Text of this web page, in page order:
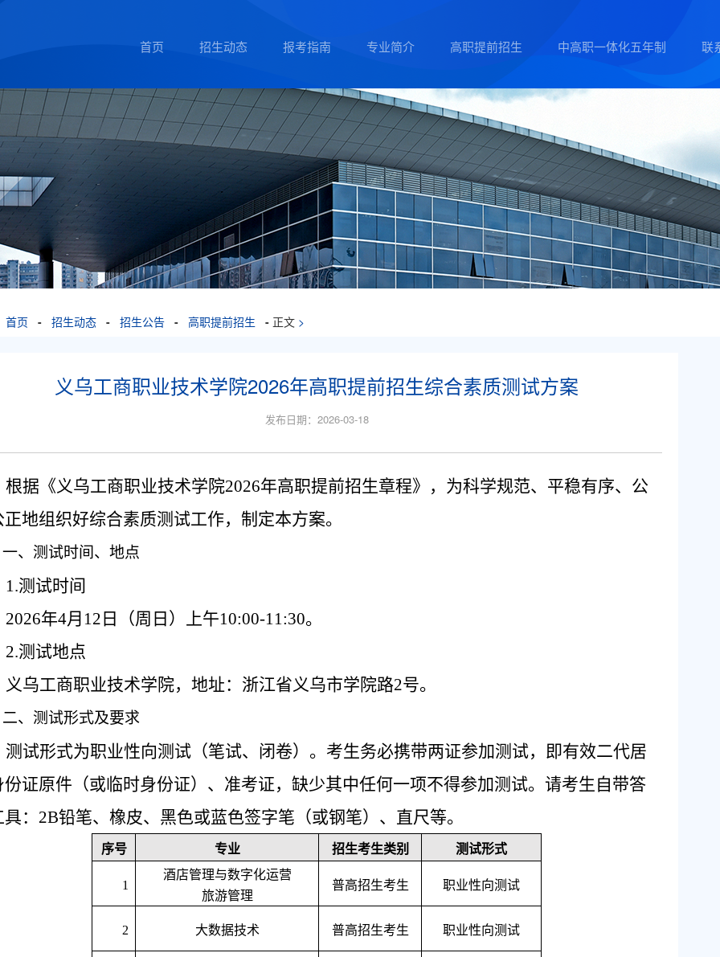
首页 招生动态 报考指南 专业简介 高职提前招生 中高职一体化五年制 联
首页 - 招生动态 - 招生公告 - 高职提前招生 - 正文 >
义乌工商职业技术学院2026年高职提前招生综合素质测试方案
发布日期：2026-03-18
根据《义乌工商职业技术学院2026年高职提前招生章程》，为科学规范、平稳有序、公
正地组织好综合素质测试工作，制定本方案。
一、测试时间、地点
1.测试时间
2026年4月12 日（周日）上午10:00-11:30。
2.测试地点
义乌工商职业技术学院，地址：浙江省义乌市学院路2号。
二、测试形式及要求
测试形式为职业性向测试（笔试、闭卷）。 考生务必携带两证参加测试，即有效二代居
份证原件（或临时身份证）、准考证，缺少其中任何一项不得参加测试。请考生自带答
： 2B铅笔、橡皮、黑色或蓝色签字笔（或钢笔）、直尺等。
序号 专业 招生考生类别 测试形式
1
酒店管理与数字化运营
旅游管理
普高招生考生 职业性向测试
2 大数据技术 普高招生考生 职业性向测试